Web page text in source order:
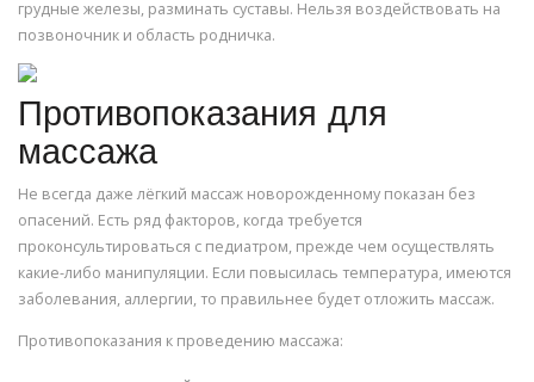
грудные железы, разминать суставы. Нельзя воздействовать на
позвоночник и область родничка.
Противопоказания для
массажа
Не всегда даже лёгкий массаж новорожденному показан без
опасений. Есть ряд факторов, когда требуется
проконсультироваться с педиатром, прежде чем осуществлять
какие-либо манипуляции. Если повысилась температура, имеются
заболевания, аллергии, то правильнее будет отложить массаж.
Противопоказания к проведению массажа: